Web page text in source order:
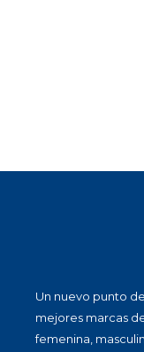
Un nuevo punto
mejores marcas
femenina,